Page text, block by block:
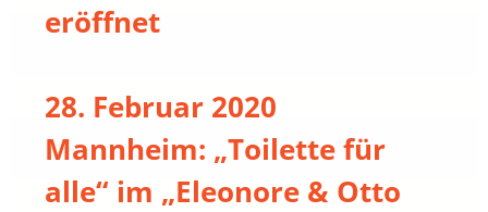
eröffnet
28. Februar 2020
Mannheim: „Toilette für
alle“ im „Eleonore & Otto